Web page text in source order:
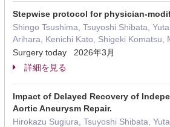
Stepwise protocol for physician-
Shingo Tsushima, Tsuyoshi Shibata,
Arihara, Kenichi Kato, Shigeki Komatsu,
Surgery today 2026年3月
詳細を見る
Impact of Delayed Recovery of
Aortic Aneurysm Repair.
Hirokazu Sugiura, Tsuyoshi Shibata,